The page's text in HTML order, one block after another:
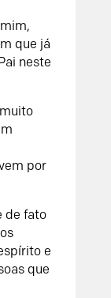
que já
neste
por
de fato
e
que